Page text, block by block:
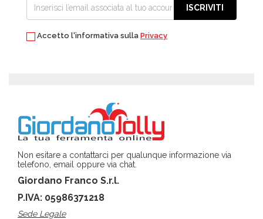
ISCRIVITI
Accetto l'informativa sulla Privacy
Non esitare a contattarci per qualunque informazione via
telefono, email oppure via chat.
Giordano Franco S.r.l.
P.IVA: 05986371218
Sede Legale